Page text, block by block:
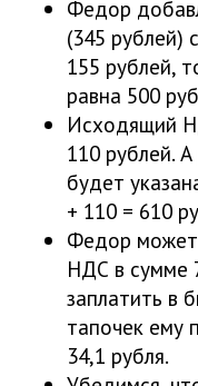
Федор
(345 рублей)
155 рублей,
равна 500
Исходящий
110 рублей.
будет
+ 110 = 610
Федор может
НДС в сумме
заплатить в
тапочек ему
34,1 рубля.